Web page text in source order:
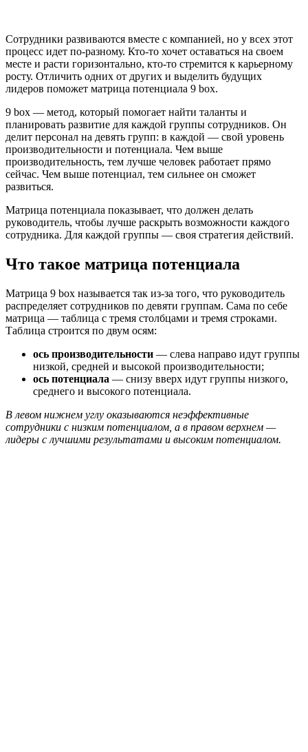
Сотрудники развиваются вместе с компанией, но у всех этот
процесс идет по-разному. Кто-то хочет оставаться на своем
месте и расти горизонтально, кто-то стремится к карьерному
росту. Отличить одних от других и выделить будущих
лидеров поможет матрица потенциала 9 box.
9 box — метод, который помогает найти таланты и
планировать развитие для каждой группы сотрудников. Он
делит персонал на девять групп: в каждой — свой уровень
производительности и потенциала. Чем выше
производительность, тем лучше человек работает прямо
сейчас. Чем выше потенциал, тем сильнее он сможет
развиться.
Матрица потенциала показывает, что должен делать
руководитель, чтобы лучше раскрыть возможности каждого
сотрудника. Для каждой группы — своя стратегия действий.
Что такое матрица потенциала
Матрица 9 box называется так из-за того, что руководитель
распределяет сотрудников по девяти группам. Сама по себе
матрица — таблица с тремя столбцами и тремя строками.
Таблица строится по двум осям:
ось производительности — слева направо идут группы
низкой, средней и высокой производительности;
ось потенциала — снизу вверх идут группы низкого,
среднего и высокого потенциала.
В левом нижнем углу оказываются неэффективные
сотрудники с низким потенциалом, а в правом верхнем —
лидеры с лучшими результатами и высоким потенциалом.